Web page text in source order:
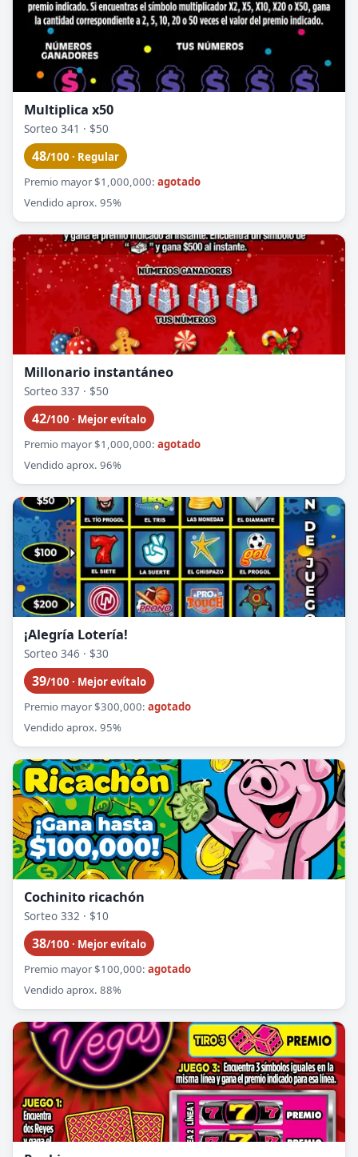
Multiplica x50
Sorteo 341 · $50
48/100 · Regular
Premio mayor $1,000,000: agotado
Vendido aprox. 95%
Millonario instantáneo
Sorteo 337 · $50
42/100 · Mejor evítalo
Premio mayor $1,000,000: agotado
Vendido aprox. 96%
¡Alegría Lotería!
Sorteo 346 · $30
39/100 · Mejor evítalo
Premio mayor $300,000: agotado
Vendido aprox. 95%
Cochinito ricachón
Sorteo 332 · $10
38/100 · Mejor evítalo
Premio mayor $100,000: agotado
Vendido aprox. 88%